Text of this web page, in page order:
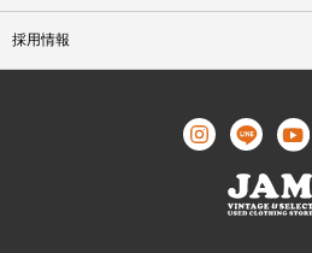
採用情報